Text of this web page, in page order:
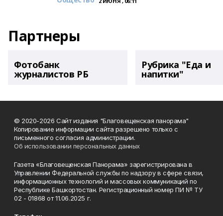
Партнеры
Фотобанк
журналистов РБ
Рубрика "Еда и
напитки"
© 2020-2026 Сайт издания "Благовещенская панорама"
Копирование информации сайта разрешено только с
письменного согласия администрации.
Об использовании персональных данных
Газета «Благовещенская Панорама» зарегистрирована в
Управлении Федеральной службы по надзору в сфере связи,
информационных технологий и массовых коммуникаций по
Республике Башкортостан. Регистрационный номер ПИ № ТУ
02 - 01868 от 11.06.2025 г.